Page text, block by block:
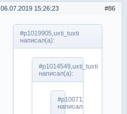
86
06.07.2019 15:26:23
#p1019905,uxti_tuxti
написал(а):
#p1014549,uxti_tuxti
написал(а):
#p1007110,uxti_tuxti
написал(а):